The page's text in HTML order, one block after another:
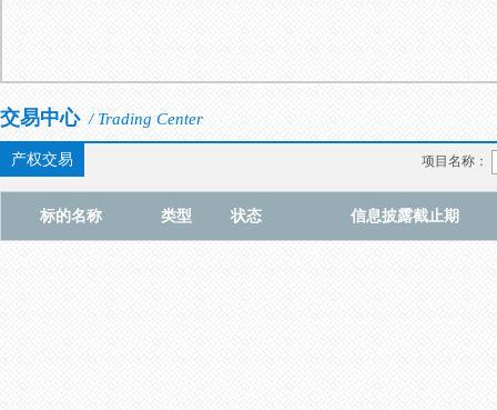
交易中心 / Trading Center
产权交易 项目名称：
标的名称 类型 状态 信息披露截止期